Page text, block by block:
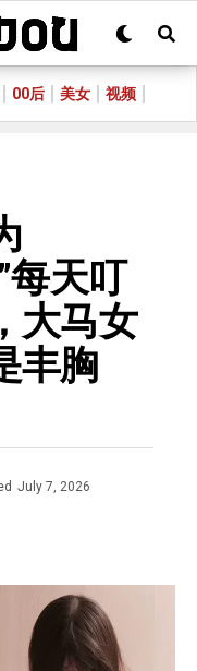
00后 美女 视频
每天叮
大马女
丰胸
July 7, 2026